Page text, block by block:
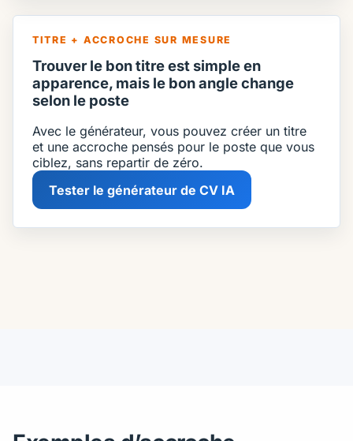
TITRE + ACCROCHE SUR MESURE
Trouver le bon titre est simple en
apparence, mais le bon angle change
selon le poste
Avec le générateur, vous pouvez créer un titre
et une accroche pensés pour le poste que vous
ciblez, sans repartir de zéro.
Tester le générateur de CV IA